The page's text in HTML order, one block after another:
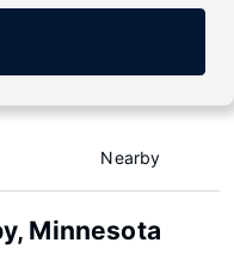
Nearby
Minnesota